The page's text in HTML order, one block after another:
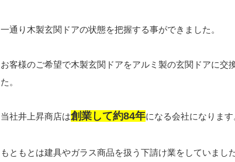
一通り木製玄関ドアの状態を把握する事ができました。
お客様のご希望で木製玄関ドアをアルミ製の玄関ドアに
た。
当社井上昇商店は創業して約84年になる会社になります
もともとは建具やガラス商品を扱う下請け業をしていました